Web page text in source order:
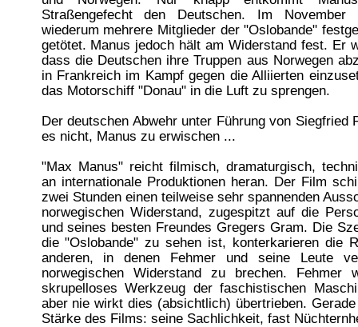
Straßengefecht den Deutschen. Im November
wiederum mehrere Mitglieder der "Oslobande"
getötet. Manus jedoch hält am Widerstand fest. Er
dass die Deutschen ihre Truppen aus Norwegen
in Frankreich im Kampf gegen die Alliierten
das Motorschiff "Donau" in die Luft zu sprengen.
Der deutschen Abwehr unter Führung von Siegfried
es nicht, Manus zu erwischen ...
"Max Manus" reicht filmisch, dramaturgisch,
an internationale Produktionen heran. Der Film
zwei Stunden einen teilweise sehr spannenden
norwegischen Widerstand, zugespitzt auf die
und seines besten Freundes Gregers Gram. Die
die "Oslobande" zu sehen ist, konterkarieren die
anderen, in denen Fehmer und seine Leute
norwegischen Widerstand zu brechen. Fehmer
skrupelloses Werkzeug der faschistischen
aber nie wirkt dies (absichtlich) übertrieben.
Stärke des Films: seine Sachlichkeit, fast